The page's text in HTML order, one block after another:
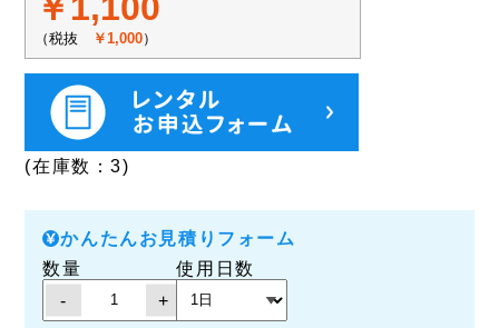
（税抜 ￥1,000）
(在庫数：3)
かんたんお見積りフォーム
数量
-
+
使用日数